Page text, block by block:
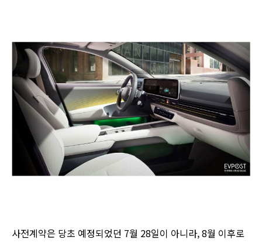
사전계약은 당초 예정되었던 7월 28일이 아니라, 8월 이후로